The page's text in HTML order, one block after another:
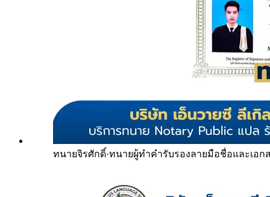
ทนายจิรศักดิ์·ทนายผู้ทำคำรับรองลายมือชื่อและเอก